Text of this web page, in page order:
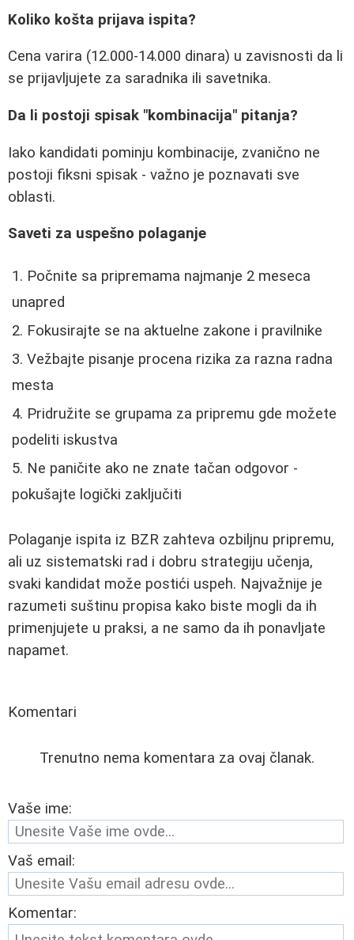
Koliko košta prijava ispita?
Cena varira (12.000-14.000 dinara) u zavisnosti da li
se prijavljujete za saradnika ili savetnika.
Da li postoji spisak "kombinacija" pitanja?
Iako kandidati pominju kombinacije, zvanično ne
postoji fiksni spisak - važno je poznavati sve
oblasti.
Saveti za uspešno polaganje
Počnite sa pripremama najmanje 2 meseca
unapred
Fokusirajte se na aktuelne zakone i pravilnike
Vežbajte pisanje procena rizika za razna radna
mesta
Pridružite se grupama za pripremu gde možete
podeliti iskustva
Ne paničite ako ne znate tačan odgovor -
pokušajte logički zaključiti
Polaganje ispita iz BZR zahteva ozbiljnu pripremu,
ali uz sistematski rad i dobru strategiju učenja,
svaki kandidat može postići uspeh. Najvažnije je
razumeti suštinu propisa kako biste mogli da ih
primenjujete u praksi, a ne samo da ih ponavljate
napamet.
Komentari
Trenutno nema komentara za ovaj članak.
Vaše ime:
Vaš email:
Komentar: